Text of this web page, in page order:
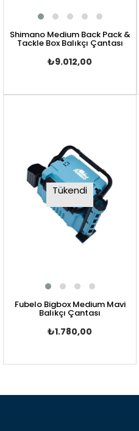
Shimano Medium Back Pack &
Tackle Box Balıkçı Çantası
₺9.012,00
Tükendi
Fubelo Bigbox Medium Mavi
Balıkçı Çantası
₺1.780,00